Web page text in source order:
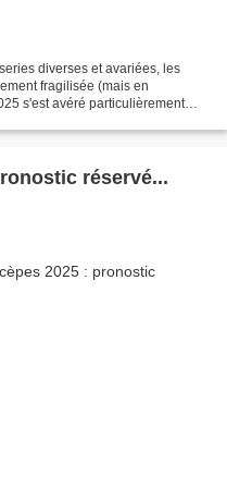
diverses et avariées, les
fragilisée (mais en
s'est avéré particulièrement
réservé...